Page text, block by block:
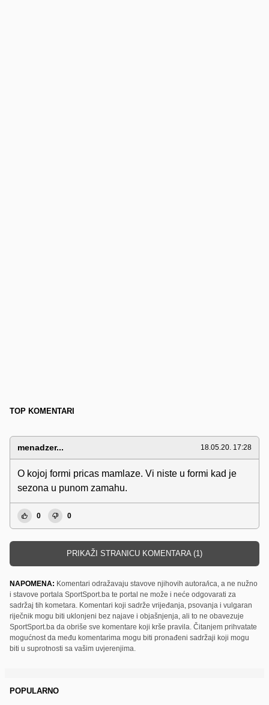
TOP KOMENTARI
menadzer... 18.05.20. 17:28
O kojoj formi pricas mamlaze. Vi niste u formi kad je
sezona u punom zamahu.
0 0
PRIKAŽI STRANICU KOMENTARA (1)
NAPOMENA: Komentari odražavaju stavove njihovih autora/ica, a ne nužno
i stavove portala SportSport.ba te portal ne može i neće odgovarati za
sadržaj tih kometara. Komentari koji sadrže vrijeđanja, psovanja i vulgaran
riječnik mogu biti uklonjeni bez najave i objašnjenja, ali to ne obavezuje
SportSport.ba da obriše sve komentare koji krše pravila. Čitanjem prihvatate
mogućnost da među komentarima mogu biti pronađeni sadržaji koji mogu
biti u suprotnosti sa vašim uvjerenjima.
POPULARNO